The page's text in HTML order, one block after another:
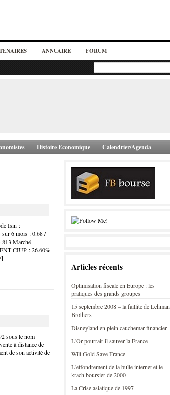
ANNUAIRE FORUM
Histoire Economique Calendrier/Agenda
Isin :
sur 6 mois : 0.68 /
813 Marché
CIUP : 26.60%
]
sous le nom
à distance de
de son activité de
Articles récents
Optimisation fiscale en Europe : les
pratiques des grands groupes
15 septembre 2008 – la faillite de Lehman
Brothers
Disneyland en plein cauchemar financier
L’Or pourrait-il sauver la France
Will Gold Save France
L’effondrement de la bulle internet et le
krach boursier de 2000
La Crise asiatique de 1997